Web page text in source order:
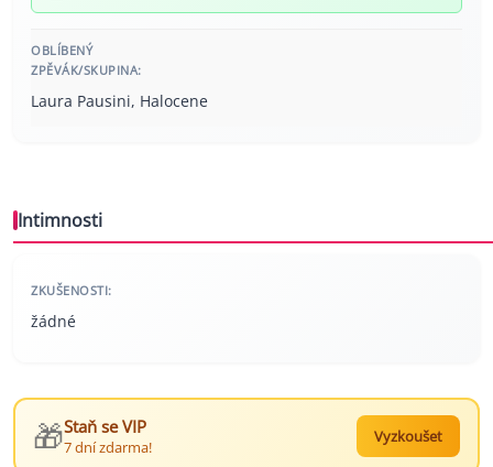
OBLÍBENÝ
ZPĚVÁK/SKUPINA:
Laura Pausini, Halocene
Intimnosti
ZKUŠENOSTI:
žádné
🎁Staň se VIP
7 dní zdarma!
Vyzkoušet